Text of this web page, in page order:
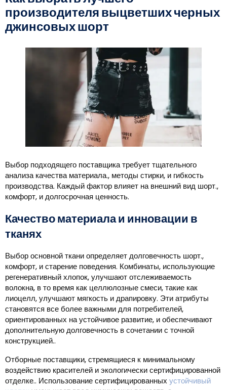
производителя выцветших черных
джинсовых шорт
Выбор подходящего поставщика требует тщательного
анализа качества материала., методы стирки, и гибкость
производства. Каждый фактор влияет на внешний вид шорт.,
комфорт, и долгосрочная ценность.
Качество материала и инновации в
тканях
Выбор основной ткани определяет долговечность шорт.,
комфорт, и старение поведения. Комбинаты, использующие
регенеративный хлопок, улучшают отслеживаемость
волокна, в то время как целлюлозные смеси, такие как
лиоцелл, улучшают мягкость и драпировку. Эти атрибуты
становятся все более важными для потребителей,
ориентированных на устойчивое развитие, и обеспечивают
дополнительную долговечность в сочетании с точной
конструкцией..
Отборные поставщики, стремящиеся к минимальному
воздействию красителей и экологически сертифицированной
отделке.. Использование сертифицированных устойчивый